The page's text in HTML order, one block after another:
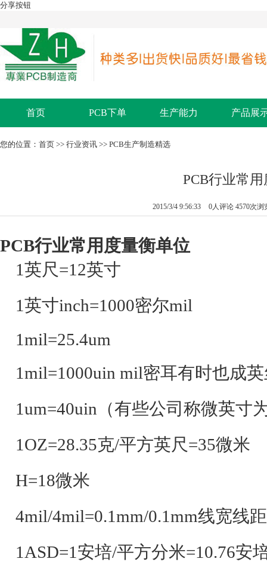
分享按钮
首页 PCB下单 生产能力 产品展
您的位置： 首页 >> 行业资讯 >> PCB生产制造精选
PCB行业常
2015/3/4 9:56:33 0人评论 4570次浏
PCB行业常用度量衡单位
1英尺=12英寸
1英寸inch=1000密尔mil
1mil=25.4um
1mil=1000uin mil密耳有时也成
1um=40uin（有些公司称微英寸
1OZ=28.35克/平方英尺=35微米
H=18微米
4mil/4mil=0.1mm/0.1mm线宽线距
1ASD=1安培/平方分米=10.76安